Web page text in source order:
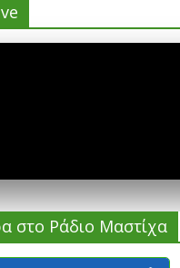
στο Ράδιο Μαστίχα